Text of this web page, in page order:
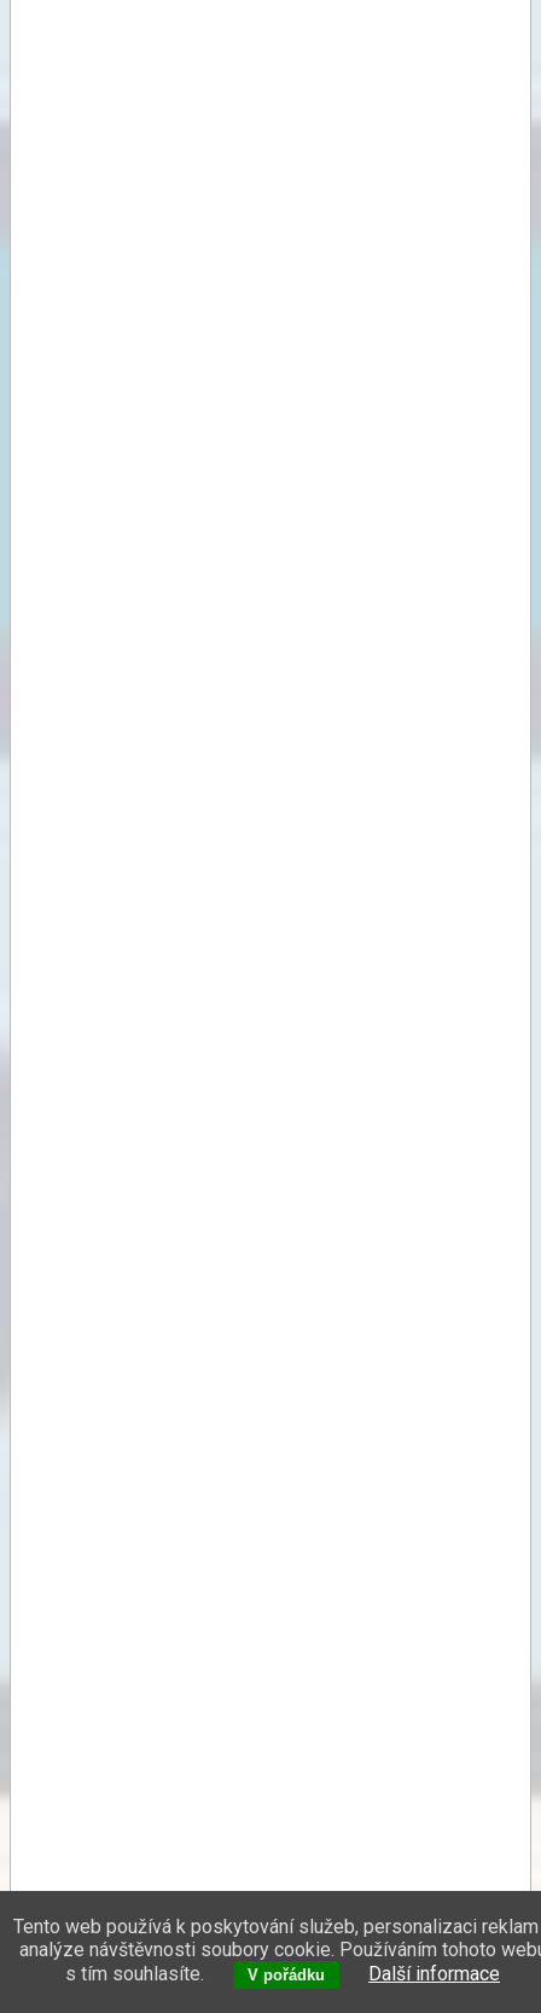
Tento web používá k poskytování služeb, personalizaci reklam
analýze návštěvnosti soubory cookie. Používáním tohoto
s tím souhlasíte.
V pořádku Další informace